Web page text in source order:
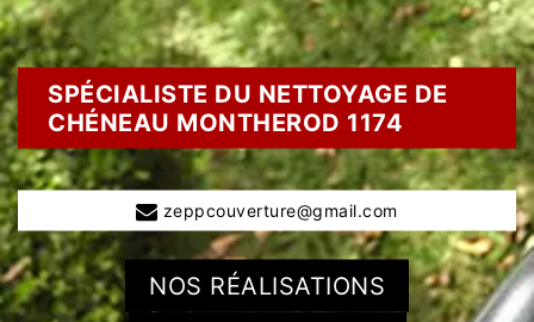
SPÉCIALISTE DU NETTOYAGE DE
CHÉNEAU MONTHEROD 1174
zeppcouverture@gmail.com
NOS RÉALISATIONS